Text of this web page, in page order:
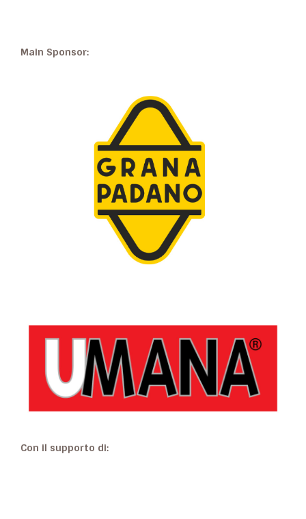
Main Sponsor:
Con il supporto di: